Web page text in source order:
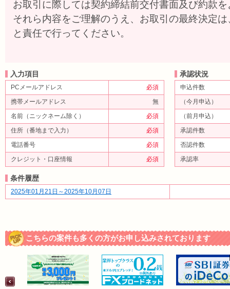
お取引に際しては契約締結前交付書面及び約款
それら内容をご理解のうえ、お取引の最終決定
と責任で行ってください。
入力項目
PCメールアドレス
必須
携帯メールアドレス
無
名前（ニックネーム除く）
必須
住所（番地まで入力）
必須
電話番号
必須
クレジット・口座情報
必須
承認状況
申込件数
（今月申込）
（前月申込）
承認件数
否認件数
承認率
条件履歴
2025年01月21日～2025年10月07日
こちらの案件も多くの方がお申し込みされております